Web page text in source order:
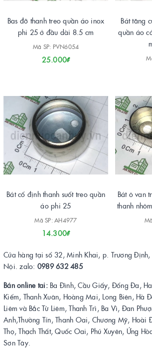
Bas đỡ thanh treo quần áo inox
phi 25 ở đầu dài 8.5 cm
Mã SP: PVN6054
25.000₫
Bát tăng
quần áo
Bát cố định thanh suốt treo quần
áo phi 25
Mã SP: AH4977
14.300₫
Bát ô van
thanh
Cửa hàng tại số 32, Minh Khai, p. Trương Định,
Nội. zalo: 0989 632 485
Bán online tai: Ba Đình, Cầu Giấy, Đống Đa,
Kiếm, Thanh Xuân, Hoàng Mai, Long Biên, Hà
Liêm và Bắc Từ Liêm, Thanh Trì, Ba Vì, Đan
Anh,Thường Tín, Thanh Oai, Chương Mỹ, Hoài
Thọ, Thạch Thất, Quốc Oai, Phú Xuyên, Ứng
Sơn Tây.